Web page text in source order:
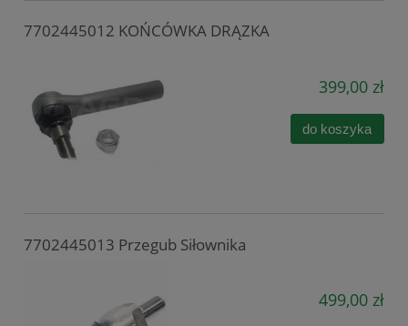
7702445012 KOŃCÓWKA DRĄZKA
399,00 zł
do koszyka
7702445013 Przegub Siłownika
499,00 zł